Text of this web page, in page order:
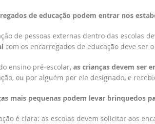
de educação podem entrar nos
de pessoas externas dentro das escolas
com os encarregados de educação deve ser
ensino pré-escolar,as crianças devem ser
ou por alguém por ele designado, e
mais pequenas podem levar brinquedos
é clara: as escolas devem solicitar aos